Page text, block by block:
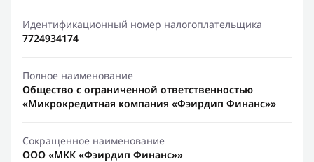
Идентификационный номер налогоплательщика
7724934174
Полное наименование
Общество с ограниченной ответственностью
«Микрокредитная компания «Фэирдип Финанс»»
Сокращенное наименование
ООО «МКК «Фэирдип Финанс»»